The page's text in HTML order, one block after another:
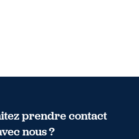
prendre contact
nous ?